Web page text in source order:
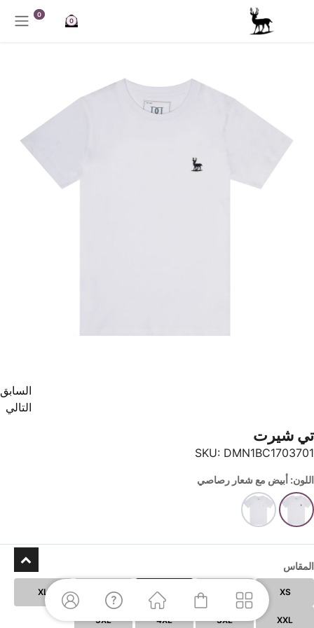
تخطي للذهاب إلى المحتوى
0
0
السابق
التالي
تي شيرت
SKU: DMN1BC1703701
اللون: أبيض مع شعار رصاصي
المقاس
XS
M
XL
XXL
3XL
4XL
5XL